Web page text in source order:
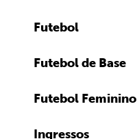
Futebol
Futebol de Base
Futebol Feminino
Ingressos